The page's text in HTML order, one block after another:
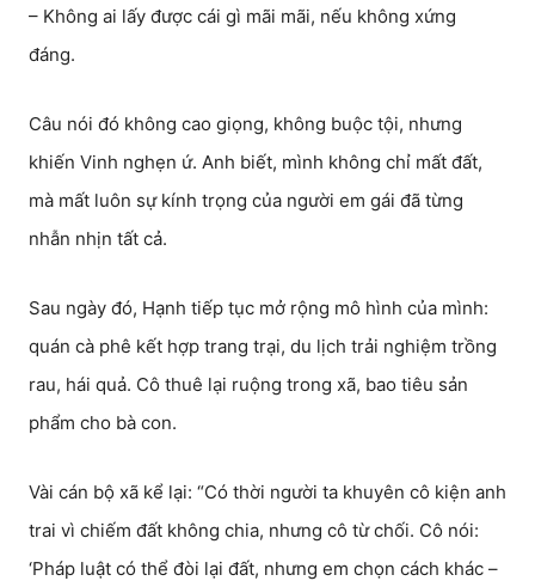
– Không ai lấy được cái gì mãi mãi, nếu không xứng
đáng.
Câu nói đó không cao giọng, không buộc tội, nhưng
khiến Vinh nghẹn ứ. Anh biết, mình không chỉ mất đất,
mà mất luôn sự kính trọng của người em gái đã từng
nhẫn nhịn tất cả.
Sau ngày đó, Hạnh tiếp tục mở rộng mô hình của mình:
quán cà phê kết hợp trang trại, du lịch trải nghiệm trồng
rau, hái quả. Cô thuê lại ruộng trong xã, bao tiêu sản
phẩm cho bà con.
Vài cán bộ xã kể lại: “Có thời người ta khuyên cô kiện anh
trai vì chiếm đất không chia, nhưng cô từ chối. Cô nói:
‘Pháp luật có thể đòi lại đất, nhưng em chọn cách khác –